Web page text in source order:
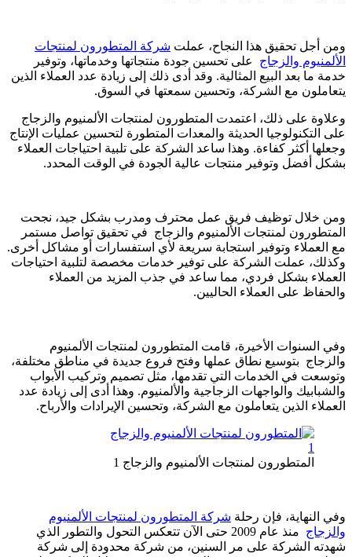
ومن أجل تحقيق هذا النجاح، عملت شركة المتطورون لمنتجات
الألمنيوم والزجاج على تحسين جودة منتجاتها وخدماتها، وتوفير
خدمة ما بعد البيع المثالية. وقد أدى ذلك إلى زيادة عدد العملاء الذين
يتعاملون مع الشركة، وتحسين سمعتها في السوق.
وعلاوة على ذلك، اعتمدت المتطورون لمنتجات الألمنيوم والزجاج
على التكنولوجيا الحديثة والمعدات المتطورة لتحسين عمليات الإنتاج
وجعلها أكثر كفاءة. وهذا ساعد الشركة على تلبية احتياجات العملاء
بشكل أفضل وتوفير منتجات عالية الجودة في الوقت المحدد.
ومن خلال توظيف فريق عمل محترف ومدرب بشكل جيد، نجحت
المتطورون لمنتجات الألمنيوم والزجاج في تحقيق تواصل مستمر
مع العملاء وتوفير استجابة سريعة لأي استفسارات أو مشاكل أخرى.
وكذلك، عملت الشركة على توفير خدمات مخصصة لتلبية احتياجات
العملاء بشكل فردي، مما ساعد في جذب المزيد من العملاء
والحفاظ على العملاء الحاليين.
وفي السنوات الأخيرة، قامت المتطورون لمنتجات الألمنيوم
والزجاج بتوسيع نطاق عملها وفتح فروع جديدة في مناطق مختلفة،
وتوسعت في الخدمات التي تقدمها، مثل تصميم وتركيب الأبواب
والشبابيك والواجهات الزجاجية والألمنيوم. وهذا أدى إلى زيادة عدد
العملاء الذين يتعاملون مع الشركة، وتحسين الإيرادات والأرباح.
المتطورون لمنتجات الألمنيوم والزجاج 1
وفي النهاية، فإن رحلة شركة المتطورون لمنتجات الألمنيوم
والزجاج
منذ عام 2009 حتى الآن تتعكس التحول والتطور الذي
شهدته الشركة على مر السنين، من شركة محدودة إلى شركة